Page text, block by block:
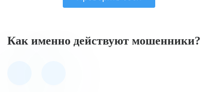
Как именно действуют мошенники?